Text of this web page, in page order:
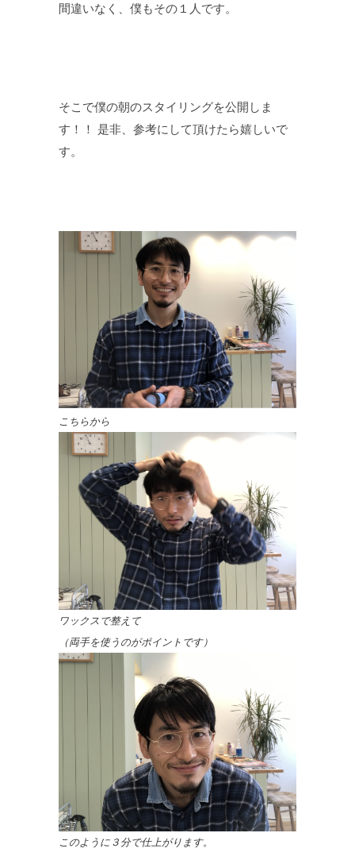
間違いなく、僕もその１人です。
そこで僕の朝のスタイリングを公開しま
す！！ 是非、参考にして頂けたら嬉しいで
す。
こちらから
ワックスで整えて
（両手を使うのがポイントです）
このように３分で仕上がります。